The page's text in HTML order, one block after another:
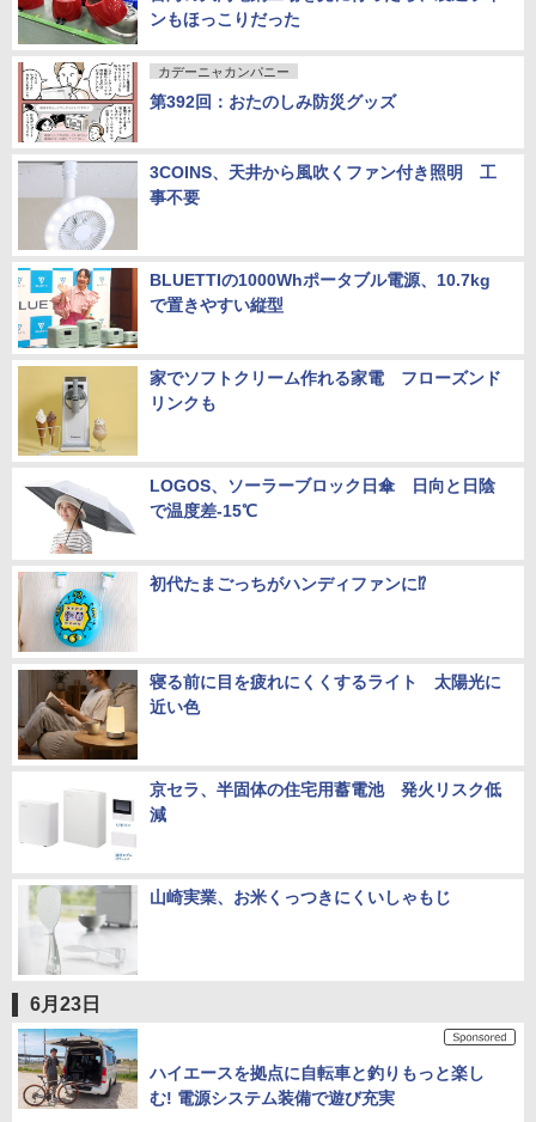
ンもほっこりだった
カデーニャカンパニー
第392回：おたのしみ防災グッズ
3COINS、天井から風吹くファン付き照明 工
事不要
BLUETTIの1000Whポータブル電源、10.7kg
で置きやすい縦型
家でソフトクリーム作れる家電 フローズンド
リンクも
LOGOS、ソーラーブロック日傘 日向と日陰
で温度差-15℃
初代たまごっちがハンディファンに⁉
寝る前に目を疲れにくくするライト 太陽光に
近い色
京セラ、半固体の住宅用蓄電池 発火リスク低
減
山崎実業、お米くっつきにくいしゃもじ
6月23日
ハイエースを拠点に自転車と釣りもっと楽し
む! 電源システム装備で遊び充実